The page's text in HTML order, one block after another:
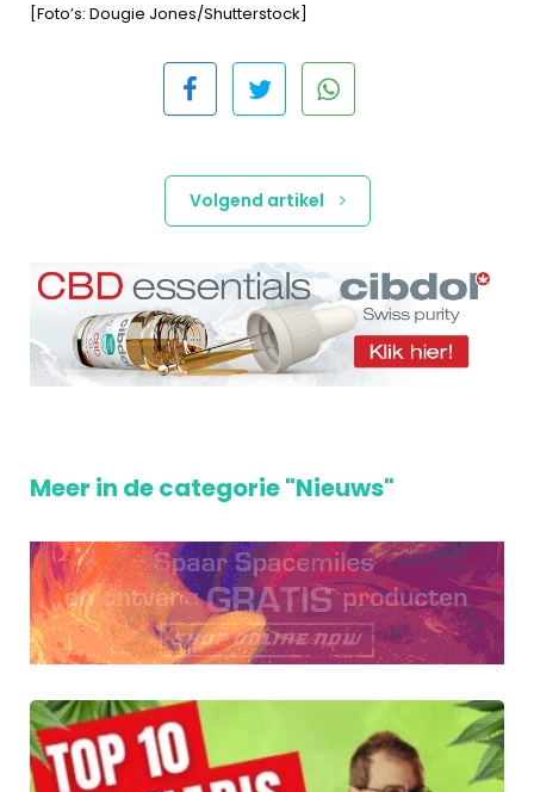
[Foto’s: Dougie Jones/Shutterstock]
Volgend artikel
Meer in de categorie "Nieuws"